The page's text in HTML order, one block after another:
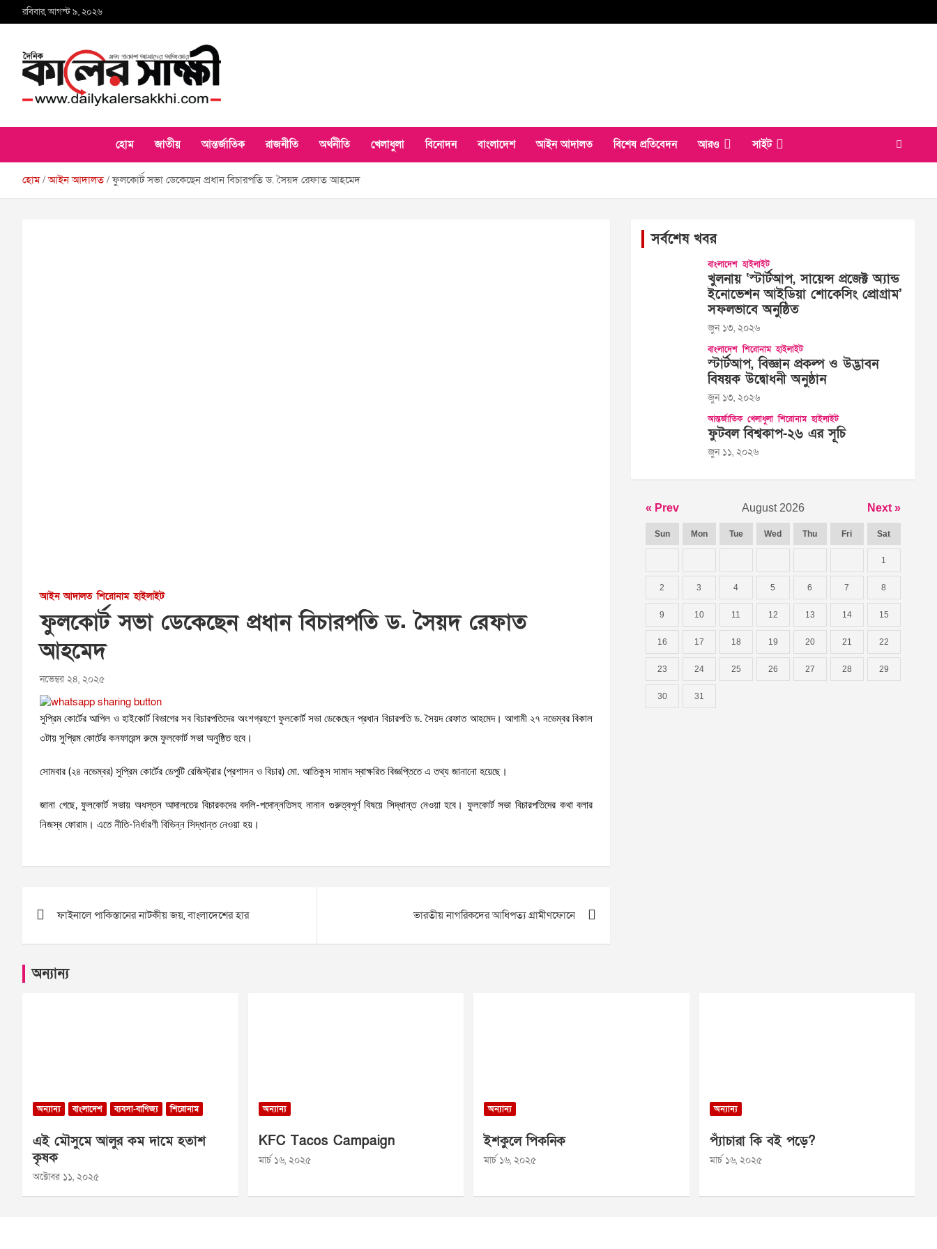
to
রবিবার, আগস্ট ৯, ২০২৬
কালের সাক্ষী
হোম জাতীয় আন্তর্জাতিক রাজনীতি অর্থনীতি খেলাধুলা বিনোদন বাংলাদেশ আইন আদালত বিশেষ প্রতিবেদন আরও সাইট
হোম আইন আদালত ফুলকোর্ট সভা ডেকেছেন প্রধান বিচারপতি ড. সৈয়দ রেফাত আহমেদ
আইন আদালত শিরোনাম হাইলাইট
ফুলকোর্ট সভা ডেকেছেন প্রধান বিচারপতি ড. সৈয়দ রেফাত
আহমেদ
নভেম্বর ২৪, ২০২৫
সুপ্রিম কোর্টের আপিল ও হাইকোর্ট বিভাগের সব বিচারপতিদের অংশগ্রহণে ফুলকোর্ট সভা ডেকেছেন প্রধান বিচারপতি ড. সৈয়দ রেফাত আহমেদ। আগামী ২৭ নভেম্বর বিকাল
৩টায় সুপ্রিম কোর্টের কনফারেন্স রুমে ফুলকোর্ট সভা অনুষ্ঠিত হবে।
সোমবার (২৪ নভেম্বর) সুপ্রিম কোর্টের ডেপুটি রেজিস্ট্রার (প্রশাসন ও বিচার) মো. আতিকুস সামাদ স্বাক্ষরিত বিজ্ঞপ্তিতে এ তথ্য জানানো হয়েছে।
জানা গেছে, ফুলকোর্ট সভায় অধস্তন আদালতের বিচারকদের বদলি-পদোন্নতিসহ নানান গুরুত্বপূর্ণ বিষয়ে সিদ্ধান্ত নেওয়া হবে। ফুলকোর্ট সভা বিচারপতিদের কথা বলার
নিজস্ব ফোরাম। এতে নীতি-নির্ধারণী বিভিন্ন সিদ্ধান্ত নেওয়া হয়।
navigation
ফাইনালে পাকিস্তানের নাটকীয় জয়, বাংলাদেশের হার ভারতীয় নাগরিকদের আধিপত্য গ্রামীণফোনে
সর্বশেষ খবর
বাংলাদেশ হাইলাইট
খুলনায় ‘স্টার্টআপ, সায়েন্স প্রজেক্ট অ্যান্ড
ইনোভেশন আইডিয়া শোকেসিং প্রোগ্রাম’
সফলভাবে অনুষ্ঠিত
জুন ১৩, ২০২৬
বাংলাদেশ শিরোনাম হাইলাইট
স্টার্টআপ, বিজ্ঞান প্রকল্প ও উদ্ভাবন
বিষয়ক উদ্বোধনী অনুষ্ঠান
জুন ১৩, ২০২৬
আন্তর্জাতিক খেলাধুলা শিরোনাম হাইলাইট
ফুটবল বিশ্বকাপ-২৬ এর সূচি
জুন ১১, ২০২৬
« Prev August 2026 Next »
Sun Mon Tue Wed Thu Fri Sat
1
2 3 4 5 6 7 8
9 10 11 12 13 14 15
16 17 18 19 20 21 22
23 24 25 26 27 28 29
30 31
অন্যান্য
অন্যান্য বাংলাদেশ ব্যবসা-বাণিজ্য শিরোনাম
এই মৌসুমে আলুর কম দামে হতাশ
কৃষক
অক্টোবর ১১, ২০২৫
অন্যান্য
KFC Tacos Campaign
মার্চ ১৬, ২০২৫
অন্যান্য
ইশকুলে পিকনিক
মার্চ ১৬, ২০২৫
অন্যান্য
প্যাঁচারা কি বই পড়ে?
মার্চ ১৬, ২০২৫